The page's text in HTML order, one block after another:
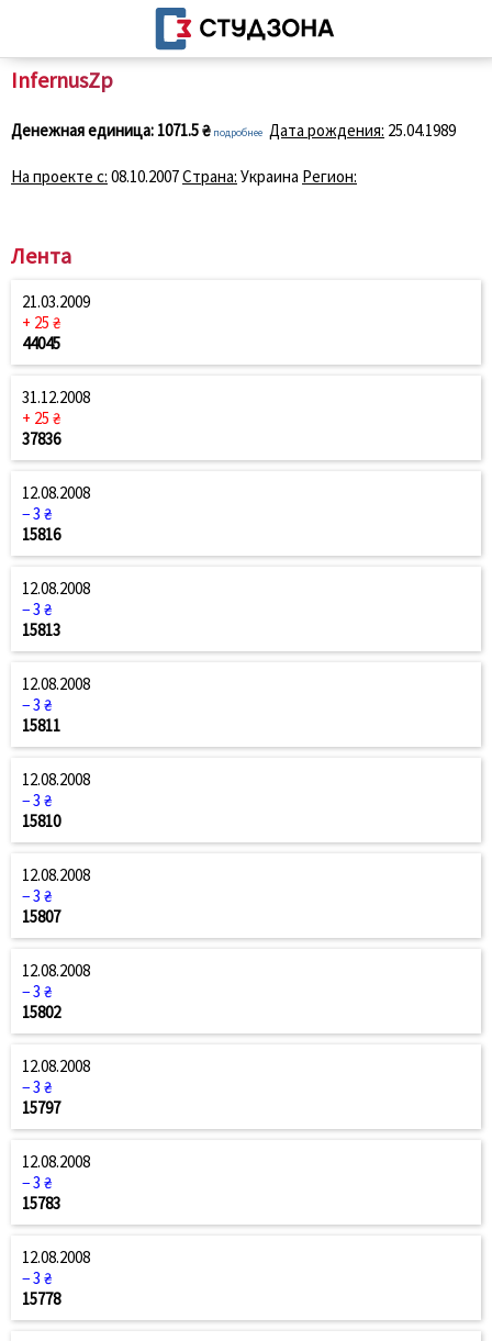
InfernusZp
Денежная единица: 1071.5 ₴ подробнее Дата рождения: 25.04.1989
На проекте с: 08.10.2007Страна: Украина Регион:
Лента
21.03.2009
+ 25 ₴
44045
31.12.2008
+ 25 ₴
37836
12.08.2008
− 3 ₴
15816
12.08.2008
− 3 ₴
15813
12.08.2008
− 3 ₴
15811
12.08.2008
− 3 ₴
15810
12.08.2008
− 3 ₴
15807
12.08.2008
− 3 ₴
15802
12.08.2008
− 3 ₴
15797
12.08.2008
− 3 ₴
15783
12.08.2008
− 3 ₴
15778